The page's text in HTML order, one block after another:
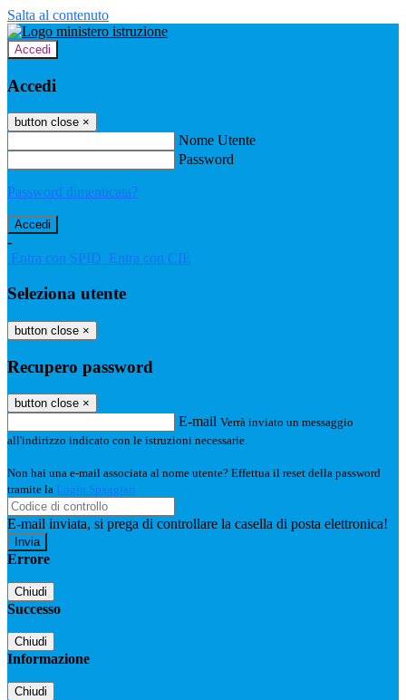
Salta al contenuto
Accedi
Accedi
button close ×
Nome Utente
Password
Password dimenticata?
-
Entra con SPID Entra con CIE
Seleziona utente
button close ×
Recupero password
button close ×
E-mail Verrà inviato un messaggio
all'indirizzo indicato con le istruzioni necessarie.
Non hai una e-mail associata al nome utente? Effettua il reset della password
tramite la Login Spaggiari
E-mail inviata, si prega di controllare la casella di posta elettronica!
Errore
Chiudi
Successo
Chiudi
Informazione
Chiudi